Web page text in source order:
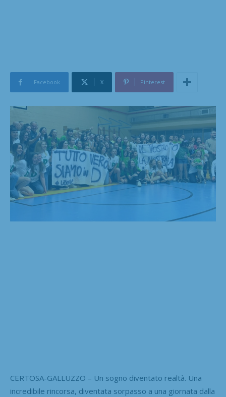
Facebook X Pinterest
CERTOSA-GALLUZZO – Un sogno diventato realtà. Una
incredibile rincorsa, diventata sorpasso a una giornata dalla